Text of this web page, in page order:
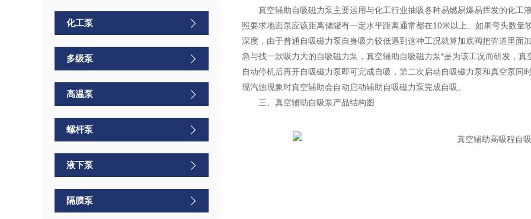
化工泵
多级泵
高温泵
螺杆泵
液下泵
隔膜泵
真空辅助自吸磁力泵主要运用与化工行业抽吸各种易燃易爆易挥发的化工
照要求地面泵应该距离储罐有一定水平距离通常都在10米以上、如果弯头数量
深度，由于普通自吸磁力泵自身吸力较低遇到这种工况就算加底阀把管道里面
急与找一款吸力大的自吸磁力泵，真空辅助自吸磁力泵*是为该工况而研发，
自动停机后再开自吸磁力泵即可完成自吸，第二次启动自吸磁力泵和真空泵
现汽蚀现象时真空辅助会自动启动辅助自吸磁力泵完成自吸。
三、 真空辅助自吸泵产品结构图